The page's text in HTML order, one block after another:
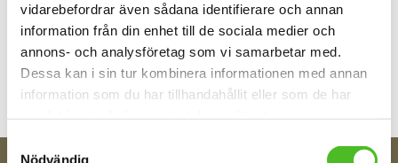
vidarebefordrar även sådana identifierare och annan
information från din enhet till de sociala medier och
annons- och analysföretag som vi samarbetar med.
Dessa kan i sin tur kombinera informationen med annan
information som du har tillhandahållit eller som de har
Samtyckesval
Nödvändig
Bli den första att lämna ett omdöme.